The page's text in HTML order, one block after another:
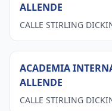
ALLENDE
CALLE STIRLING
ACADEMIA
ALLENDE
CALLE STIRLING